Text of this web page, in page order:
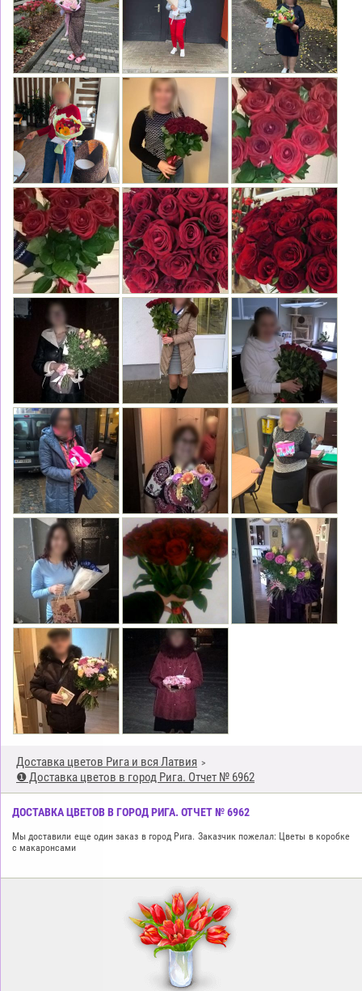
Доставка цветов Рига и вся Латвия
❶ Доставка цветов в город Рига. Отчет № 6962
ДОСТАВКА ЦВЕТОВ В ГОРОД РИГА. ОТЧЕТ № 6962
Мы доставили еще один заказ в город Рига. Заказчик пожелал: Цветы в коробке
с макарoнcами